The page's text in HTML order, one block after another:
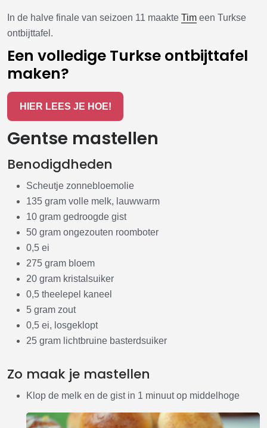
In de halve finale van seizoen 11 maakte Tim een Turkse
ontbijttafel.
Een volledige Turkse ontbijttafel
maken?
HIER LEES JE HOE!
Gentse mastellen
Benodigdheden
Scheutje zonnebloemolie
135 gram volle melk, lauwwarm
10 gram gedroogde gist
50 gram ongezouten roomboter
0,5 ei
275 gram bloem
20 gram kristalsuiker
0,5 theelepel kaneel
5 gram zout
0,5 ei, losgeklopt
25 gram lichtbruine basterdsuiker
Zo maak je mastellen
Klop de melk en de gist in 1 minuut op middelhoge